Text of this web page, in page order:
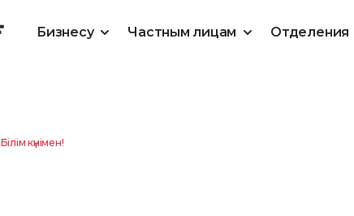
Бизнесу Частным лицам Отделения
Бiлім күнімен!